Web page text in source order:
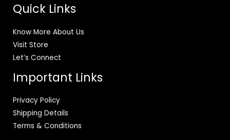
Quick Links
Know More About Us
Visit Store
Let’s Connect
Important Links
Privacy Policy
Shipping Details
Terms & Conditions